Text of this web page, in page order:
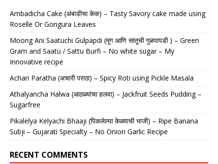
Ambadicha Cake (अंबाडीचा केक) – Tasty Savory cake made using
Roselle Or Gongura Leaves
Moong Ani Saatuchi Gulpapdi (मूग आणि सातूची गुळपापडी ) – Green
Gram and Saatu / Sattu Burfi – No white sugar – My
Innovative recipe
Achari Paratha (अचारी पराठा) – Spicy Roti using Pickle Masala
Athalyancha Halwa (आठळ्यांचा हलवा) – Jackfruit Seeds Pudding –
Sugarfree
Pikalelya Kelyachi Bhaaji (पिकलेल्या केळ्याची भाजी) – Ripe Banana
Subji – Gujarati Specialty – No Onion Garlic Recipe
RECENT COMMENTS